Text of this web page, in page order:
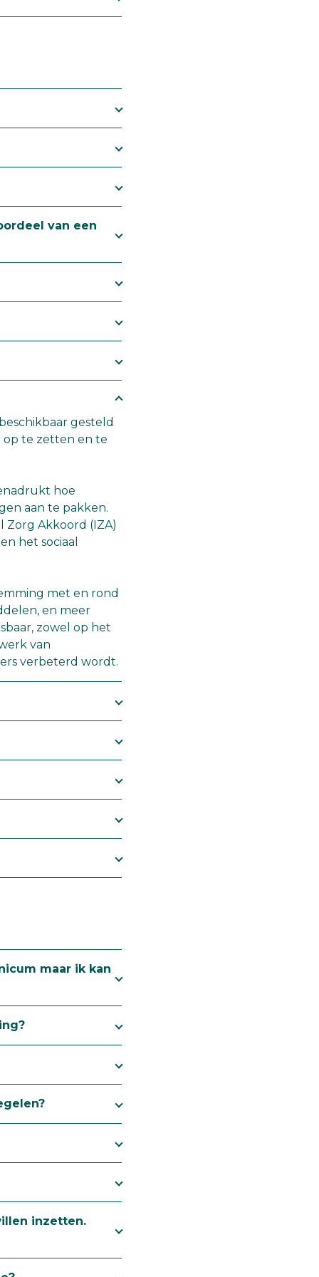
van een
gesteld
op te zetten en te
hoe
aan te pakken.
Zorg Akkoord (IZA)
het sociaal
met en rond
en meer
zowel op het
van
verbeterd wordt.
maar ik kan
inzetten.